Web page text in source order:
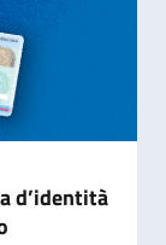
d’identità